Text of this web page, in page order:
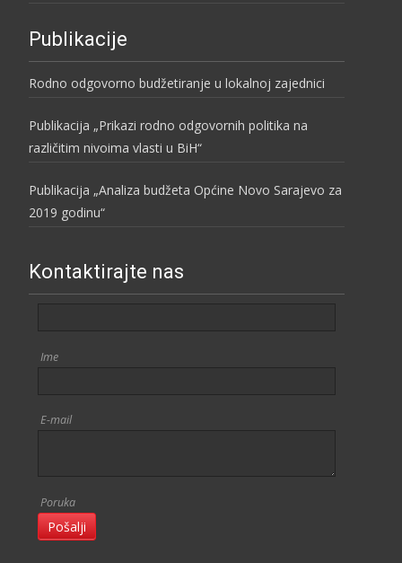
Publikacije
Rodno odgovorno budžetiranje u lokalnoj zajednici
Publikacija „Prikazi rodno odgovornih politika na
različitim nivoima vlasti u BiH“
Publikacija „Analiza budžeta Općine Novo Sarajevo za
2019 godinu“
Kontaktirajte nas
Ime
E-mail
Poruka
Pošalji